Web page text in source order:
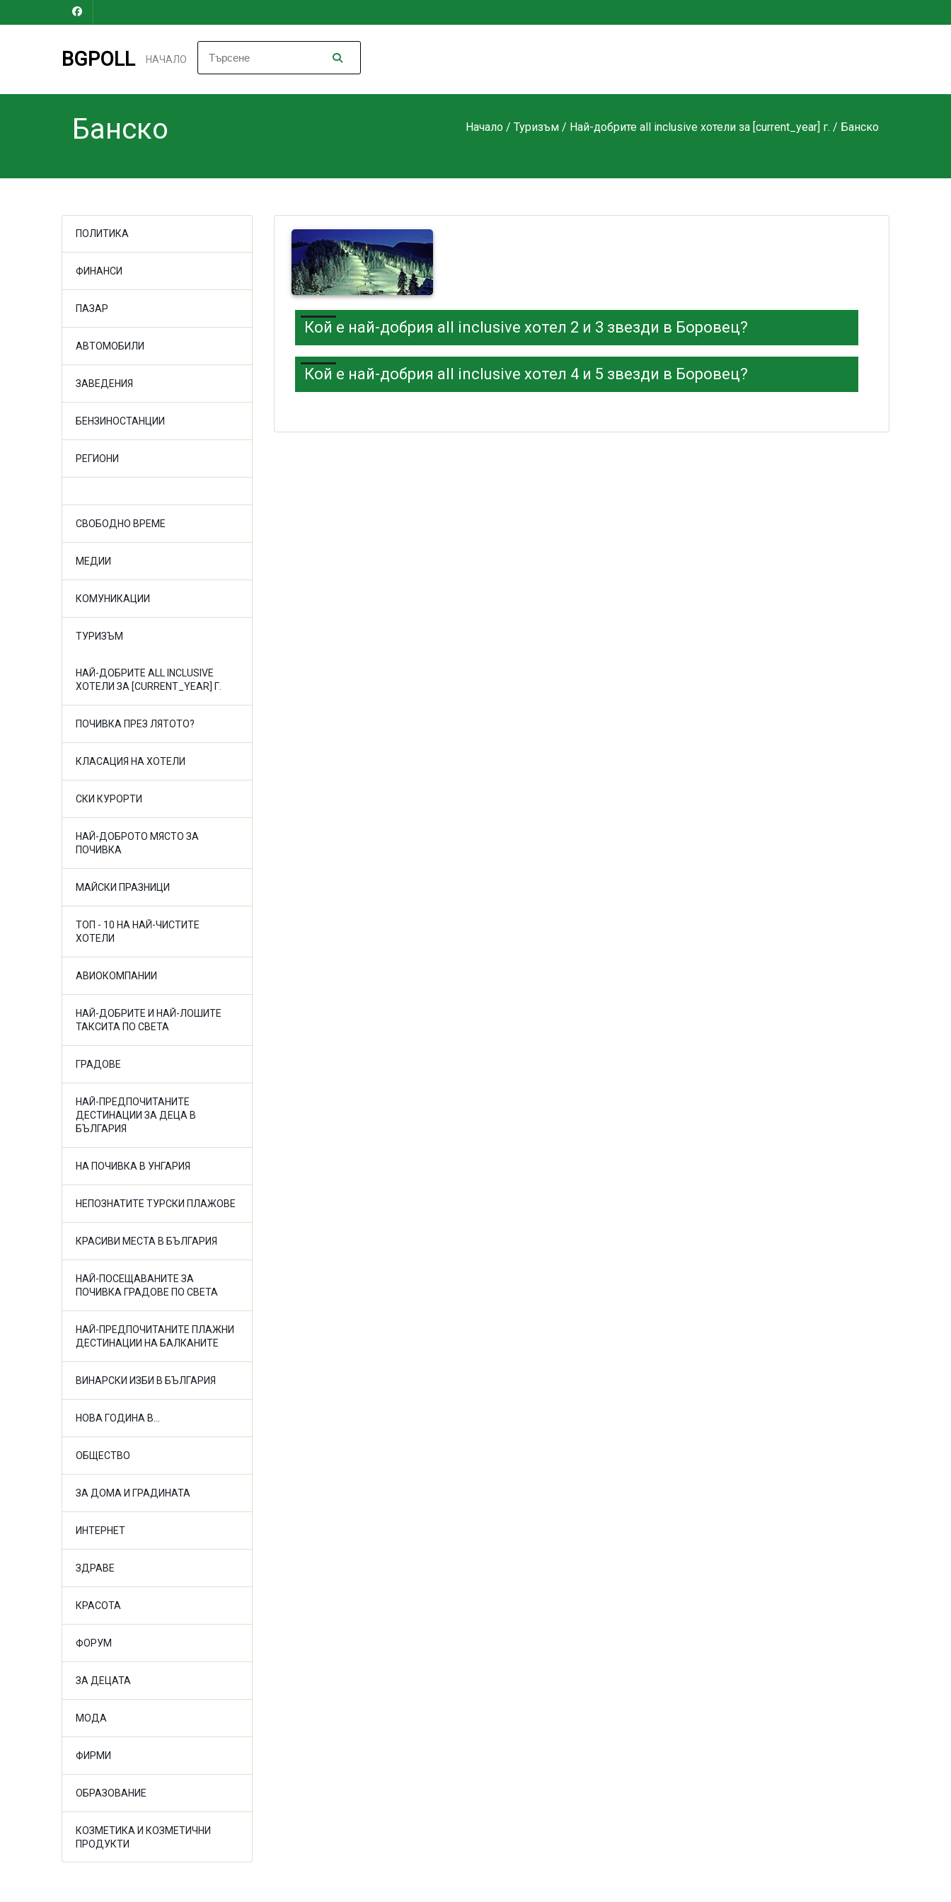
BGPOLL НАЧАЛО
Банско Начало / Туризъм / Най-добрите all inclusive хотели за [current_year] г. / Банско
ПОЛИТИКА
ФИНАНСИ
ПАЗАР
АВТОМОБИЛИ
ЗАВЕДЕНИЯ
БЕНЗИНОСТАНЦИИ
РЕГИОНИ
СВОБОДНО ВРЕМЕ
МЕДИИ
КОМУНИКАЦИИ
ТУРИЗЪМ
НАЙ-ДОБРИТЕ ALL INCLUSIVE
ХОТЕЛИ ЗА [CURRENT_YEAR] Г.
ПОЧИВКА ПРЕЗ ЛЯТОТО?
КЛАСАЦИЯ НА ХОТЕЛИ
СКИ КУРОРТИ
НАЙ-ДОБРОТО МЯСТО ЗА
ПОЧИВКА
МАЙСКИ ПРАЗНИЦИ
ТОП - 10 НА НАЙ-ЧИСТИТЕ
ХОТЕЛИ
АВИОКОМПАНИИ
НАЙ-ДОБРИТЕ И НАЙ-ЛОШИТЕ
ТАКСИТА ПО СВЕТА
ГРАДОВЕ
НАЙ-ПРЕДПОЧИТАНИТЕ
ДЕСТИНАЦИИ ЗА ДЕЦА В
БЪЛГАРИЯ
НА ПОЧИВКА В УНГАРИЯ
НЕПОЗНАТИТЕ ТУРСКИ ПЛАЖОВЕ
КРАСИВИ МЕСТА В БЪЛГАРИЯ
НАЙ-ПОСЕЩАВАНИТЕ ЗА
ПОЧИВКА ГРАДОВЕ ПО СВЕТА
НАЙ-ПРЕДПОЧИТАНИТЕ ПЛАЖНИ
ДЕСТИНАЦИИ НА БАЛКАНИТЕ
ВИНАРСКИ ИЗБИ В БЪЛГАРИЯ
НОВА ГОДИНА В...
ОБЩЕСТВО
ЗА ДОМА И ГРАДИНАТА
ИНТЕРНЕТ
ЗДРАВЕ
КРАСОТА
ФОРУМ
ЗА ДЕЦАТА
МОДА
ФИРМИ
ОБРАЗОВАНИЕ
КОЗМЕТИКА И КОЗМЕТИЧНИ
ПРОДУКТИ
Кой е най-добрия all inclusive хотел 2 и 3 звезди в Боровец?
Кой е най-добрия all inclusive хотел 4 и 5 звезди в Боровец?